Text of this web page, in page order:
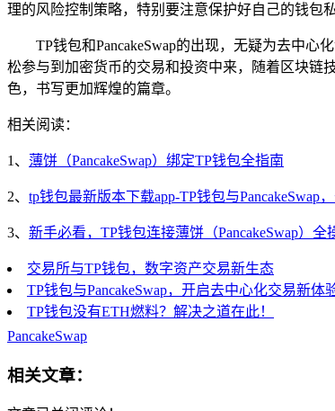
理的风险控制策略，特别要注意保护好自己的钱包
TP钱包和PancakeSwap的出现，无疑为去中
松参与到加密货币的交易和投资中来，随着区块链
色，书写更加辉煌的篇章。
相关阅读：
1、 薄饼（PancakeSwap）绑定TP钱包全指南
2、 tp钱包最新版本下载app-TP钱包与PancakeSwap
3、 新手必看，TP钱包连接薄饼（PancakeSwap）全
交易所与TP钱包，数字资产交易新生态
TP钱包与PancakeSwap，开启去中心化交易新体
TP钱包没有ETH燃料？解决之道在此！
PancakeSwap
相关文章：